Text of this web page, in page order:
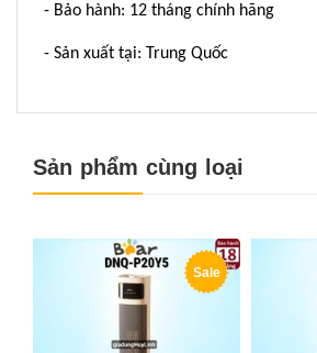
- Bảo hành: 12 tháng chính hãng
- Sản xuất tại: Trung Quốc
Sản phẩm cùng loại
Sale